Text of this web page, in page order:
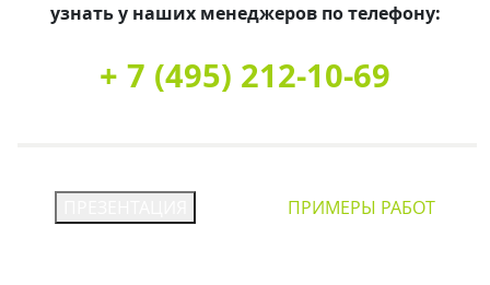
узнать у наших менеджеров по телефону:
+ 7 (495) 212-10-69
ПРИМЕРЫ РАБОТ